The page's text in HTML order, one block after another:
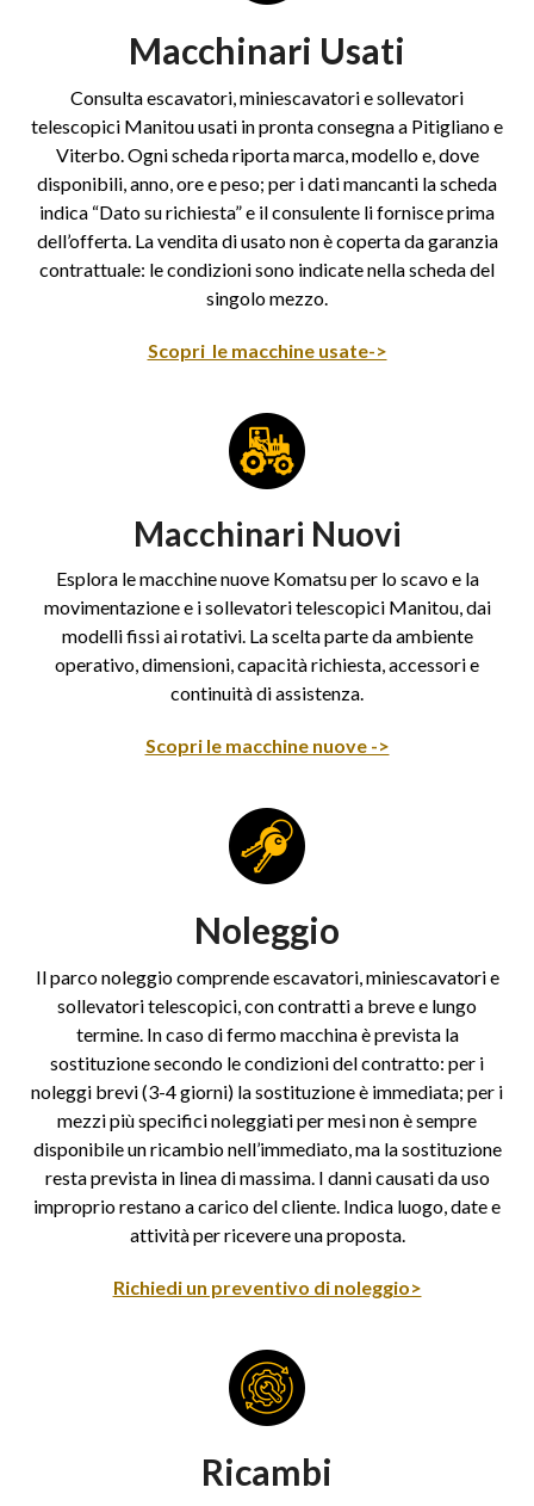
Macchinari Usati
Consulta escavatori, miniescavatori e sollevatori
telescopici Manitou usati in pronta consegna a Pitigliano e
Viterbo. Ogni scheda riporta marca, modello e, dove
disponibili, anno, ore e peso; per i dati mancanti la scheda
indica “Dato su richiesta” e il consulente li fornisce prima
dell’offerta. La vendita di usato non è coperta da garanzia
contrattuale: le condizioni sono indicate nella scheda del
singolo mezzo.
Scopri le macchine usate->
Macchinari Nuovi
Esplora le macchine nuove Komatsu per lo scavo e la
movimentazione e i sollevatori telescopici Manitou, dai
modelli fissi ai rotativi. La scelta parte da ambiente
operativo, dimensioni, capacità richiesta, accessori e
continuità di assistenza.
Scopri le macchine nuove ->
Noleggio
Il parco noleggio comprende escavatori, miniescavatori e
sollevatori telescopici, con contratti a breve e lungo
termine. In caso di fermo macchina è prevista la
sostituzione secondo le condizioni del contratto: per i
noleggi brevi (3-4 giorni) la sostituzione è immediata; per i
mezzi più specifici noleggiati per mesi non è sempre
disponibile un ricambio nell’immediato, ma la sostituzione
resta prevista in linea di massima. I danni causati da uso
improprio restano a carico del cliente. Indica luogo, date e
attività per ricevere una proposta.
Richiedi un preventivo di noleggio>
Ricambi